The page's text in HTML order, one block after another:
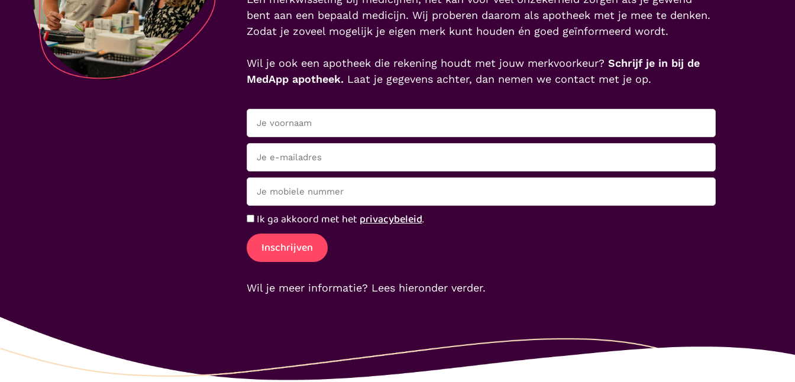
bent aan een bepaald medicijn. Wij proberen daarom als apotheek met je mee te denken.
Zodat je zoveel mogelijk je eigen merk kunt houden én goed geïnformeerd wordt.
Wil je ook een apotheek die rekening houdt met jouw merkvoorkeur? Schrijf je in bij de
MedApp apotheek. Laat je gegevens achter, dan nemen we contact met je op.
Ik ga akkoord met het privacybeleid.
Wil je meer informatie? Lees hieronder verder.